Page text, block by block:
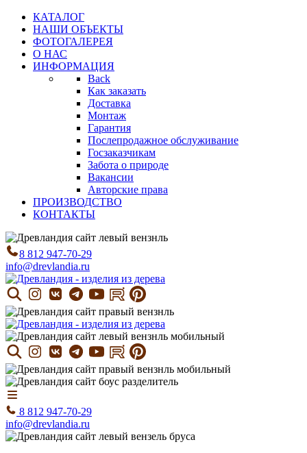
КАТАЛОГ
НАШИ ОБЪЕКТЫ
ФОТОГАЛЕРЕЯ
О НАС
ИНФОРМАЦИЯ
Back
Как заказать
Доставка
Монтаж
Гарантия
Послепродажное обслуживание
Госзаказчикам
Забота о природе
Вакансии
Авторские права
ПРОИЗВОДСТВО
КОНТАКТЫ
8 812 947-70-29
info@drevlandia.ru
8 812 947-70-29
info@drevlandia.ru